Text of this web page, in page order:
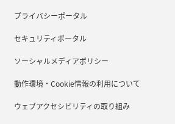
プライバシーポータル
セキュリティポータル
ソーシャルメディアポリシー
動作環境・Cookie情報の利用について
ウェブアクセシビリティの取り組み